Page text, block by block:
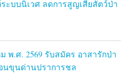
บบนิเวศ ลดการสูญเสียสัตว์ป่า
พ.ศ. 2569 รับสมัคร อาสารักป่า
นขุนด่านปราการชล